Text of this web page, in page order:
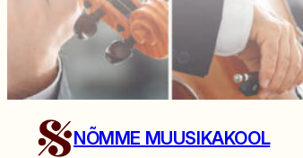
NÕMME MUUSIKAKOOL